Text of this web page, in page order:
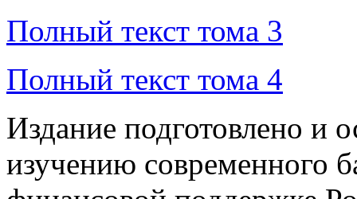
Полный текст тома 3
Полный текст тома 4
Издание подготовлено и
изучению современного